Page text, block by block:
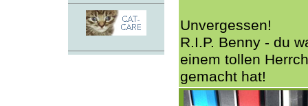
Unvergessen!
R.I.P. Benny - du
einem tollen
gemacht hat!